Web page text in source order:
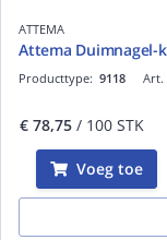
ATTEMA
Attema Duimnagel-
Art.
Producttype: 9118
€ 78,75 / 100 STK
Voeg toe